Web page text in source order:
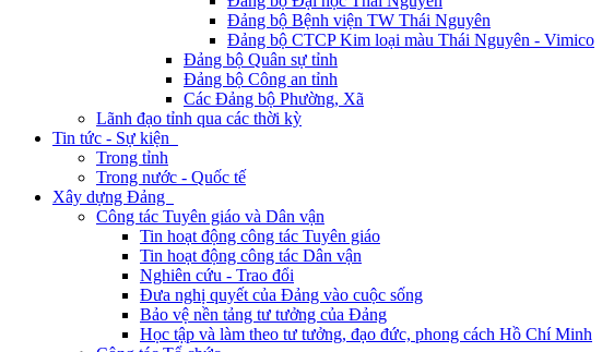
Đảng bộ Bệnh viện TW Thái Nguyên
Đảng bộ CTCP Kim loại màu Thái Nguyên - Vimico
Đảng bộ Quân sự tỉnh
Đảng bộ Công an tỉnh
Các Đảng bộ Phường, Xã
Lãnh đạo tỉnh qua các thời kỳ
Tin tức - Sự kiện
Trong tỉnh
Trong nước - Quốc tế
Xây dựng Đảng
Công tác Tuyên giáo và Dân vận
Tin hoạt động công tác Tuyên giáo
Tin hoạt động công tác Dân vận
Nghiên cứu - Trao đổi
Đưa nghị quyết của Đảng vào cuộc sống
Bảo vệ nền tảng tư tưởng của Đảng
Học tập và làm theo tư tưởng, đạo đức, phong cách Hồ Chí Minh